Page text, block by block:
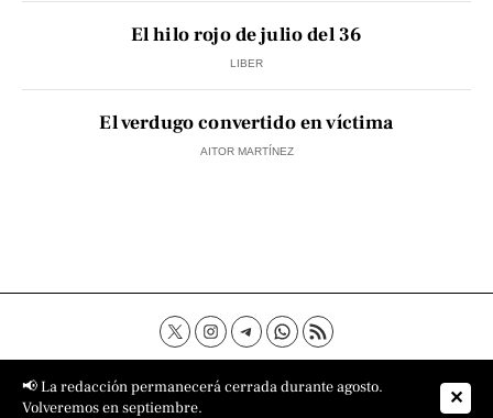
El hilo rojo de julio del 36
LIBER
El verdugo convertido en víctima
AITOR MARTÍNEZ
Contacto Aviso Legal
Política de privacidad
Política de cookies
Sobre nosotros
📢 La redacción permanecerá cerrada durante agosto.
Volveremos en septiembre.
✕